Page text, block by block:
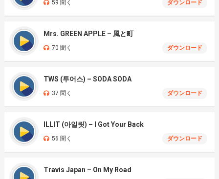
59 聞く ダウンロード
Mrs. GREEN APPLE – 風と町
70 聞く ダウンロード
TWS (투어스) – SODA SODA
37 聞く ダウンロード
ILLIT (아일릿) – I Got Your Back
56 聞く ダウンロード
Travis Japan – On My Road